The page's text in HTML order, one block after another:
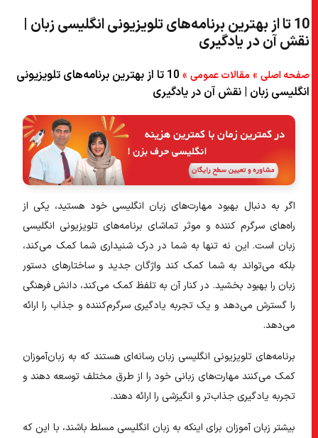
10 تا از بهترین برنامه‌های تلویزیونی انگلیسی زبان |
نقش آن در یادگیری
صفحه اصلی»مقالات عمومی»
10 تا از بهترین برنامه‌های تلویزیونی
انگلیسی زبان | نقش آن در یادگیری
اگر به دنبال بهبود مهارت‌های زبان انگلیسی خود هستید، یکی از
راه‌های سرگرم کننده و موثر تماشای برنامه‌های تلویزیونی انگلیسی
زبان است. این نه تنها به شما در درک شنیداری شما کمک می‌کند،
بلکه می‌تواند به شما کمک کند واژگان جدید و ساختارهای دستور
زبان را بهبود بخشید. در کنار آن به تلفظ کمک می‌کند، دانش فرهنگی
را گسترش می‌دهد و یک تجربه یادگیری سرگرم‌کننده و جذاب را ارائه
می‌دهد.
برنامه‌های تلویزیونی انگلیسی زبان رسانه‌ای هستند که به زبان‌آموزان
کمک می‌کنند مهارت‌های زبانی خود را از طرق مختلف توسعه دهند و
تجربه یادگیری جذاب‌تر و انگیزشی را ارائه دهند.
بیشتر زبان آموزان برای اینکه به زبان انگلیسی مسلط باشند، با این که